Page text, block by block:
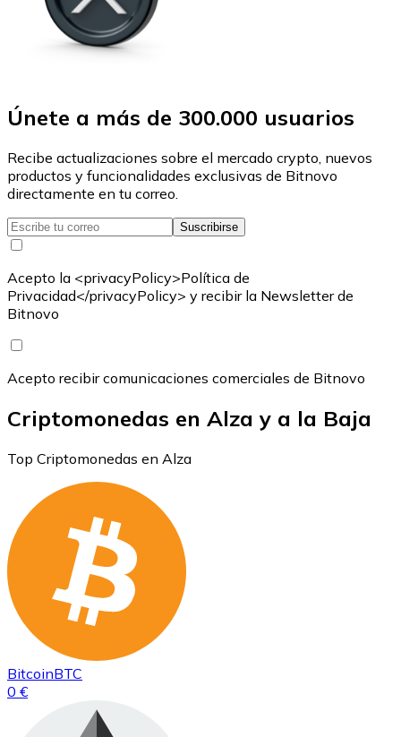
Únete a más de 300.000 usuarios
Recibe actualizaciones sobre el mercado crypto, nuevos
productos y funcionalidades exclusivas de Bitnovo
directamente en tu correo.
Suscribirse
Acepto la <privacyPolicy>Política de
Privacidad</privacyPolicy> y recibir la Newsletter de
Bitnovo
Acepto recibir comunicaciones comerciales de Bitnovo
Criptomonedas en Alza y a la Baja
Top Criptomonedas en Alza
BitcoinBTC
0 €